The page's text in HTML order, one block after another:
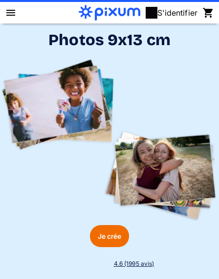
S'identifier
Livre photo Pixum
Tirages photo
Cadeaux
Calendrier photo
Photos 9x13 cm
4.6 (1995 avis)
Je crée